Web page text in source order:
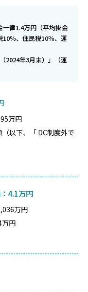
律1.4万円（平均掛金
％、住民税10％、運
2024年3月末）」（運
万円
以下、「 DC制度外で
4.1万円
万円
円